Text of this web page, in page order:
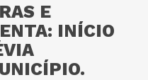
E
INÍCIO